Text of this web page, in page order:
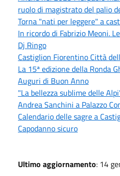
ruolo di magistrato del palio
Torna "nati per leggere" a
In ricordo di Fabrizio Meoni.
Dj Ringo
Castiglion Fiorentino Città
La 15ª edizione della Ronda
Auguri di Buon Anno
"La bellezza sublime delle
Andrea Sanchini a Palazzo
Calendario delle sagre a
Capodanno sicuro
Ultimo aggiornamento: 14